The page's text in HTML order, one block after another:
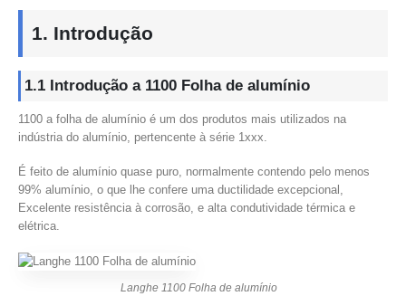
1. Introdução
1.1 Introdução a 1100 Folha de alumínio
1100 a folha de alumínio é um dos produtos mais utilizados na
indústria do alumínio, pertencente à série 1xxx.
É feito de alumínio quase puro, normalmente contendo pelo menos
99% alumínio, o que lhe confere uma ductilidade excepcional,
Excelente resistência à corrosão, e alta condutividade térmica e
elétrica.
Langhe 1100 Folha de alumínio